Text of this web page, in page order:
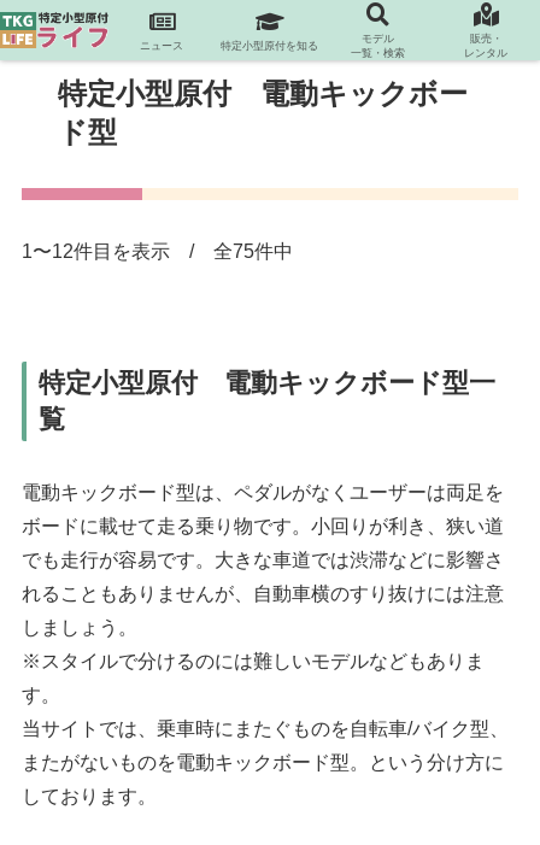
特定小型原付 電動キックボー
ド型
1〜12件目を表示 / 全75件中
特定小型原付 電動キックボード型一
覧
電動キックボード型は、ペダルがなくユーザーは両足を
ボードに載せて走る乗り物です。小回りが利き、狭い道
でも走行が容易です。大きな車道では渋滞などに影響さ
れることもありませんが、自動車横のすり抜けには注意
しましょう。
※スタイルで分けるのには難しいモデルなどもありま
す。
当サイトでは、乗車時にまたぐものを自転車/バイク型、
またがないものを電動キックボード型。という分け方に
しております。
ニュース 特定小型原付を知る
モデル
一覧・検索
販売・
レンタル